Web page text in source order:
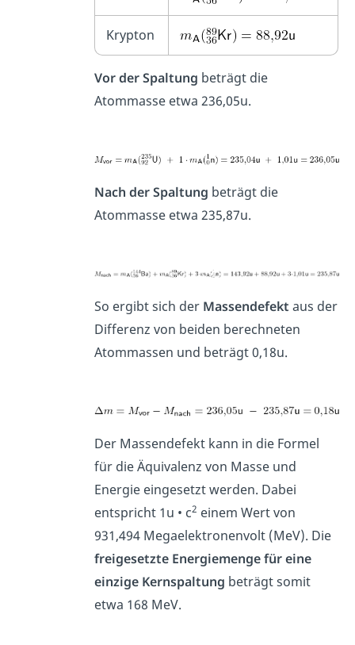
Krypton
Vor der Spaltung beträgt die
Atommasse etwa 236,05u.
Nach der Spaltung beträgt die
Atommasse etwa 235,87u.
So ergibt sich der Massendefekt aus der
Differenz von beiden berechneten
Atommassen und beträgt 0,18u.
Der Massendefekt kann in die Formel
für die Äquivalenz von Masse und
Energie eingesetzt werden. Dabei
entspricht 1u • c2 einem Wert von
931,494 Megaelektronenvolt (MeV). Die
freigesetzte Energiemenge für eine
einzige Kernspaltung beträgt somit
etwa 168 MeV.